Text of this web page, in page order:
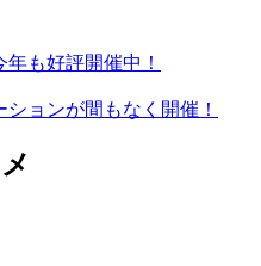
も好評開催中！
ョンが間もなく開催！